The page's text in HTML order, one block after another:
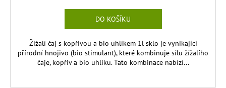
DO KOŠÍKU
Žížalí čaj s kopřivou a bio uhlíkem 1l sklo je vynikající
přírodní hnojivo (bio stimulant), které kombinuje sílu žížalího
čaje, kopřiv a bio uhlíku. Tato kombinace nabízí...